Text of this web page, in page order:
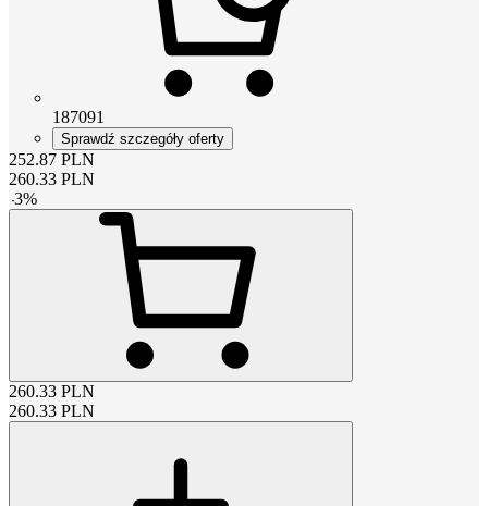
187091
Sprawdź szczegóły oferty
252.87 PLN
260.33 PLN
-3%
260.33 PLN
260.33 PLN